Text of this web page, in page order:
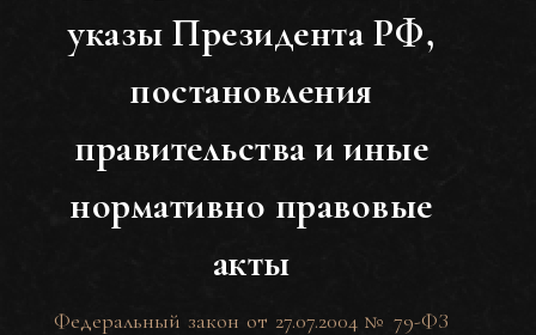
указы Президента РФ,
постановления
правительства и иные
нормативно правовые
акты
Федеральный закон от 27.07.2004 № 79-ФЗ